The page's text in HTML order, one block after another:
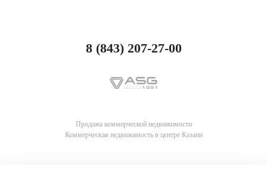
8 (843) 207-27-00
Продажа коммерческой недвижимости
Коммерческая недвижимость в центре Казани